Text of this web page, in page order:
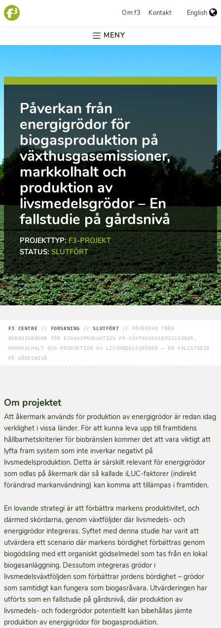
Om f3 Kontakt English
MENY
Påverkan från
energigrödor för
biogasproduktion på
växthusgasemissioner,
markkolhalt och
produktion av
livsmedelsgrödor – En
fallstudie på gårdsnivå
PROJEKTTYP:F3-PROJEKT
STATUS:SLUTFÖRT
F3 CENTRE // FORSKNING //SLUTFÖRT //
PÅVERKAN FRÅN
ENERGIGRÖDOR FÖR BIOGASPRODUKTION PÅ VÄXTHUSGASEMISSIONER,
MARKKOLHALT OCH PRODUKTION AV LIVSMEDELSGRÖDOR – EN FALLSTUDIE
PÅ GÅRDSNIVÅ
Om projektet
Att åkermark används för produktion av energigrödor är redan idag
verklighet i vissa länder. För att kunna leva upp till framtidens
hållbarhetskriterier för biobränslen kommer det att vara viktigt att
lyfta fram system som inte inverkar negativt på
livsmedelsproduktion. Detta är särskilt relevant för energigrödor
som odlas på åkermark där så kallade iLUC-faktorer (indirekt
förändrad markanvändning) kan komma att tillämpas i framtiden.
En lovande strategi är att förbättra markens produktivitet, och
därmed skördarna, genom växtföljder där livsmedels- och
energigrödor integreras. Syftet med denna studie har varit att
utvärdera ett scenario där markens bördighet förbättras genom
biogödsling med ett organiskt gödselmedel som tas från en lokal
biogasanläggning. Dessutom integreras grödor i
livsmedelsväxtföljden som förbättrar jordens bördighet – grödor
som samtidigt kan fungera som biogasråvara. Utvärderingen har
utförts som en fallstudie på gårdsnivå, där produktion av
livsmedels- och fodergrödor potentiellt kan bibehållas jämte
produktion av energigrödor för biogasproduktion.